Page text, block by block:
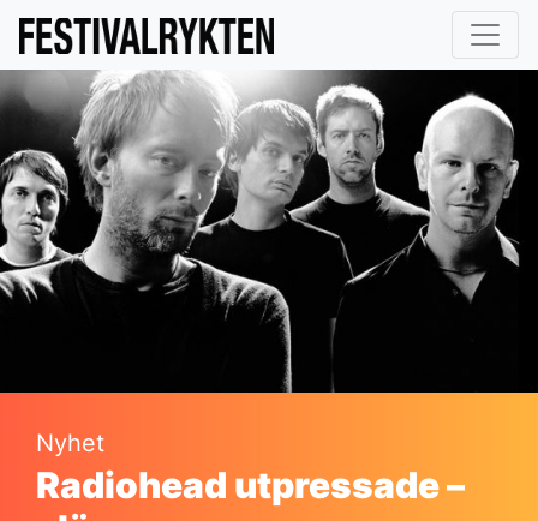
Nyhet
Radiohead utpressade –